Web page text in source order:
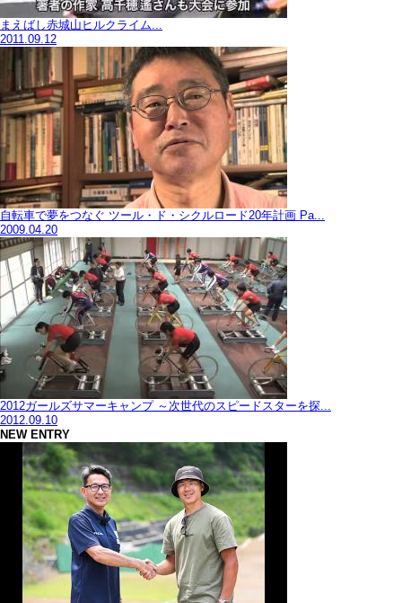
まえばし赤城山ヒルクライム...
2011.09.12
自転車で夢をつなぐ ツール・ド・シクルロード20年計画 Pa...
2009.04.20
2012ガールズサマーキャンプ ～次世代のスピードスターを探...
2012.09.10
NEW ENTRY